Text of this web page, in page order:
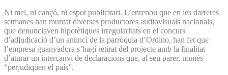
Ni mel, ni cançó, ni espot publicitari. L’enrenou que en les darreres
setmanes han muntat diverses productores audiovisuals nacionals,
que denunciaven hipotètiques irregularitats en el concurs
d’adjudicació d’un anunci de la parròquia d’Ordino, han fet que
l’empresa guanyadora s’hagi retirat del projecte amb la finalitat
d’aturar un intercanvi de declaracions que, al seu parer, només
“perjudiquen el país”.